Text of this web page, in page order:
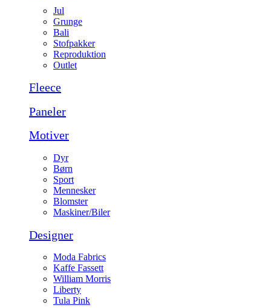
Jul
Grunge
Bali
Stofpakker
Reproduktion
Outlet
Fleece
Paneler
Motiver
Dyr
Børn
Sport
Mennesker
Blomster
Maskiner/Biler
Designer
Moda Fabrics
Kaffe Fassett
William Morris
Liberty
Tula Pink